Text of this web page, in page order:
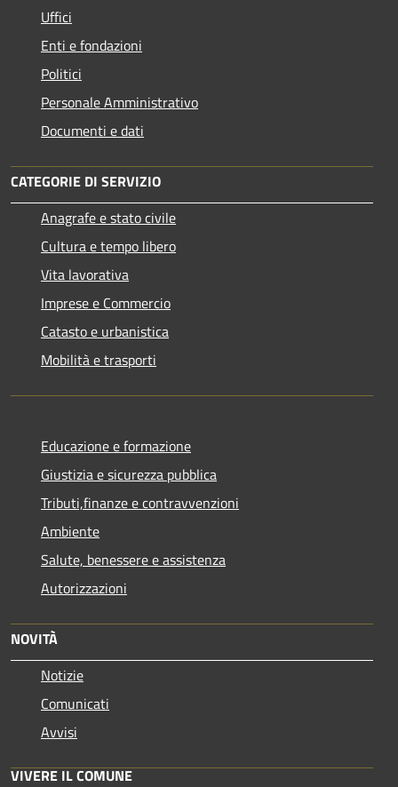
Uffici
Enti e fondazioni
Politici
Personale Amministrativo
Documenti e dati
CATEGORIE DI SERVIZIO
Anagrafe e stato civile
Cultura e tempo libero
Vita lavorativa
Imprese e Commercio
Catasto e urbanistica
Mobilità e trasporti
Educazione e formazione
Giustizia e sicurezza pubblica
Tributi,finanze e contravvenzioni
Ambiente
Salute, benessere e assistenza
Autorizzazioni
NOVITÀ
Notizie
Comunicati
Avvisi
VIVERE IL COMUNE